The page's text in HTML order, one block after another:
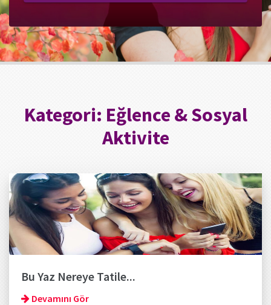
Kategori: Eğlence & Sosyal
Aktivite
Bu Yaz Nereye Tatile...
Devamını Gör